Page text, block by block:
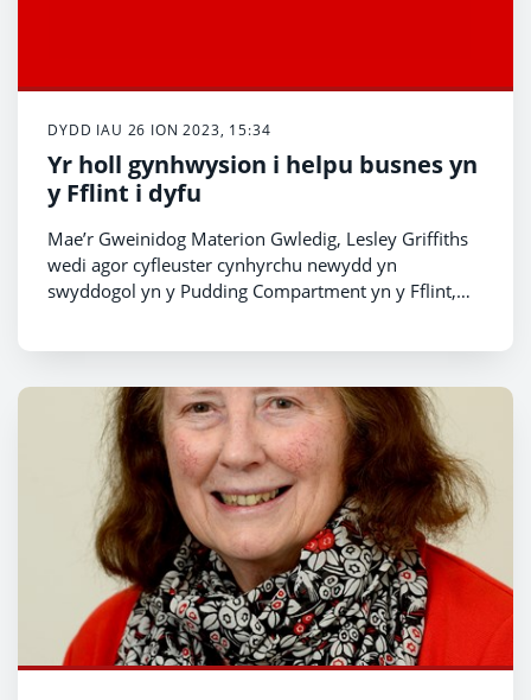
DYDD IAU 26 ION 2023, 15:34
Yr holl gynhwysion i helpu busnes yn
y Fflint i dyfu
Mae’r Gweinidog Materion Gwledig, Lesley Griffiths
wedi agor cyfleuster cynhyrchu newydd yn
swyddogol yn y Pudding Compartment yn y Fflint,